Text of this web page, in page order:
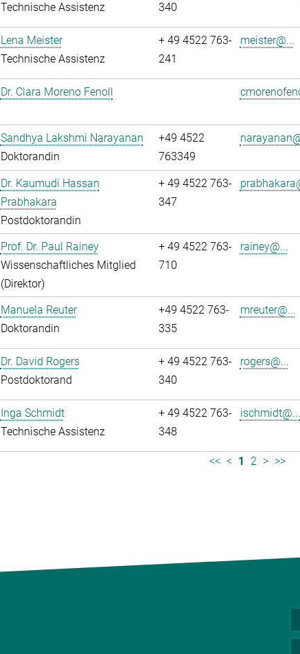
Technische Assistenz
340
Lena Meister
Technische Assistenz
+ 49 4522 763-
241
meister@...
Dr. Clara Moreno Fenoll
Sandhya Lakshmi Narayanan
Doktorandin
+49 4522
763349
Dr. Kaumudi Hassan
Prabhakara
Postdoktorandin
+ 49 4522 763-
347
Prof. Dr. Paul Rainey
Wissenschaftliches Mitglied
(Direktor)
+ 49 4522 763-
710
rainey@...
Manuela Reuter
Doktorandin
+49 4522 763-
335
mreuter@...
Dr. David Rogers
Postdoktorand
+ 49 4522 763-
340
rogers@...
Inga Schmidt
Technische Assistenz
+ 49 4522 763-
348
ischmidt@...
<< < 1 2 > >>